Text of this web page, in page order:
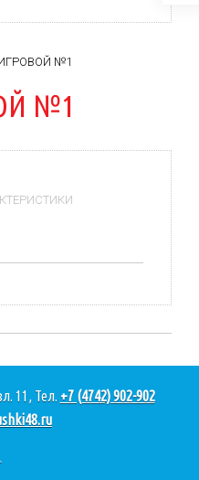
№1
№1
11, Тел. +7 (4742) 902-902